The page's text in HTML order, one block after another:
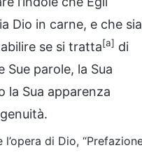
Dio in carne, e che sia
se si tratta[a] di
parole, la Sua
la Sua apparenza
di Dio,